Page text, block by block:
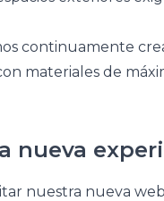
continuamente
materiales de
nueva
nuestra nueva